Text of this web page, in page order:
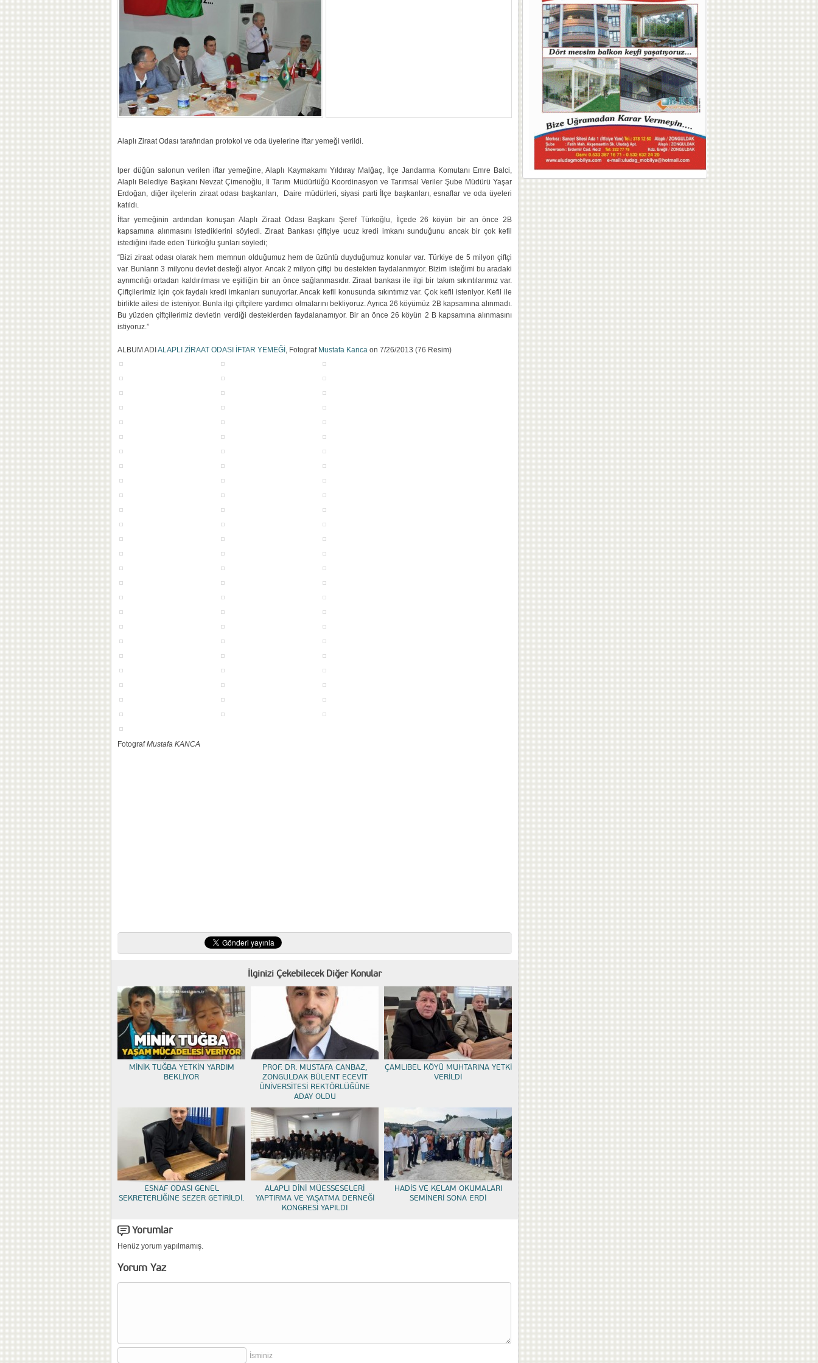
Alaplı Ziraat Odası tarafından protokol ve oda üyelerine iftar yemeği verildi.
lper düğün salonun verilen iftar yemeğine, Alaplı Kaymakamı Yıldıray Malğaç, İlçe Jandarma Komutanı Emre Balci,
Alaplı Belediye Başkanı Nevzat Çimenoğlu, İl Tarım Müdürlüğü Koordinasyon ve Tarımsal Veriler Şube Müdürü Yaşar
Erdoğan, diğer ilçelerin ziraat odası başkanları, Daire müdürleri, siyasi parti İlçe başkanları, esnaflar ve oda üyeleri
katıldı.
İftar yemeğinin ardından konuşan Alaplı Ziraat Odası Başkanı Şeref Türkoğlu, İlçede 26 köyün bir an önce 2B
kapsamına alınmasını istediklerini söyledi. Ziraat Bankası çiftçiye ucuz kredi imkanı sunduğunu ancak bir çok kefil
istediğini ifade eden Türkoğlu şunları söyledi;
“Bizi ziraat odası olarak hem memnun olduğumuz hem de üzüntü duyduğumuz konular var. Türkiye de 5 milyon çiftçi
var. Bunların 3 milyonu devlet desteği alıyor. Ancak 2 milyon çiftçi bu destekten faydalanmıyor. Bizim isteğimi bu aradaki
ayrımcılığı ortadan kaldırılması ve eşitliğin bir an önce sağlanmasıdır. Ziraat bankası ile ilgi bir takım sıkıntılarımız var.
Çiftçilerimiz için çok faydalı kredi imkanları sunuyorlar. Ancak kefil konusunda sıkıntımız var. Çok kefil isteniyor. Kefil ile
birlikte ailesi de isteniyor. Bunla ilgi çiftçilere yardımcı olmalarını bekliyoruz. Ayrıca 26 köyümüz 2B kapsamına alınmadı.
Bu yüzden çiftçilerimiz devletin verdiği desteklerden faydalanamıyor. Bir an önce 26 köyün 2 B kapsamına alınmasını
istiyoruz.”
ALBUM ADI ALAPLI ZİRAAT ODASI İFTAR YEMEĞİ , Fotograf Mustafa Kanca on 7/26/2013 (76 Resim)
FotografMustafa KANCA
İlginizi Çekebilecek Diğer Konular
MİNİK TUĞBA YETKİN YARDIM
BEKLİYOR
PROF. DR. MUSTAFA CANBAZ,
ZONGULDAK BÜLENT ECEVİT
ÜNİVERSİTESİ REKTÖRLÜĞÜNE
ADAY OLDU
ÇAMLIBEL KÖYÜ MUHTARINA YETKİ
VERİLDİ
ESNAF ODASI GENEL
SEKRETERLİĞİNE SEZER GETİRİLDİ.
ALAPLI DİNİ MÜESSESELERİ
YAPTIRMA VE YAŞATMA DERNEĞİ
KONGRESİ YAPILDI
HADİS VE KELAM OKUMALARI
SEMİNERİ SONA ERDİ
Yorumlar
Henüz yorum yapılmamış.
Yorum Yaz
İsminiz